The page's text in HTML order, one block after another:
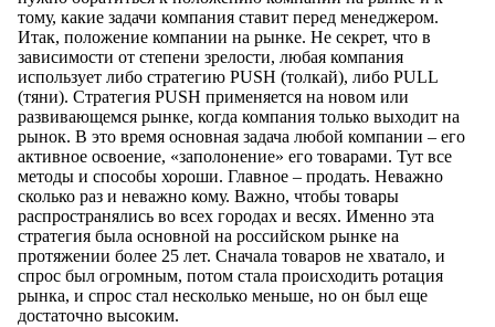
тому, какие задачи компания ставит перед менеджером.
Итак, положение компании на рынке. Не секрет, что в
зависимости от степени зрелости, любая компания
использует либо стратегию PUSH (толкай), либо PULL
(тяни). Стратегия PUSH применяется на новом или
развивающемся рынке, когда компания только выходит на
рынок. В это время основная задача любой компании – его
активное освоение, «заполонение» его товарами. Тут все
методы и способы хороши. Главное – продать. Неважно
сколько раз и неважно кому. Важно, чтобы товары
распространялись во всех городах и весях. Именно эта
стратегия была основной на российском рынке на
протяжении более 25 лет. Сначала товаров не хватало, и
спрос был огромным, потом стала происходить ротация
рынка, и спрос стал несколько меньше, но он был еще
достаточно высоким.